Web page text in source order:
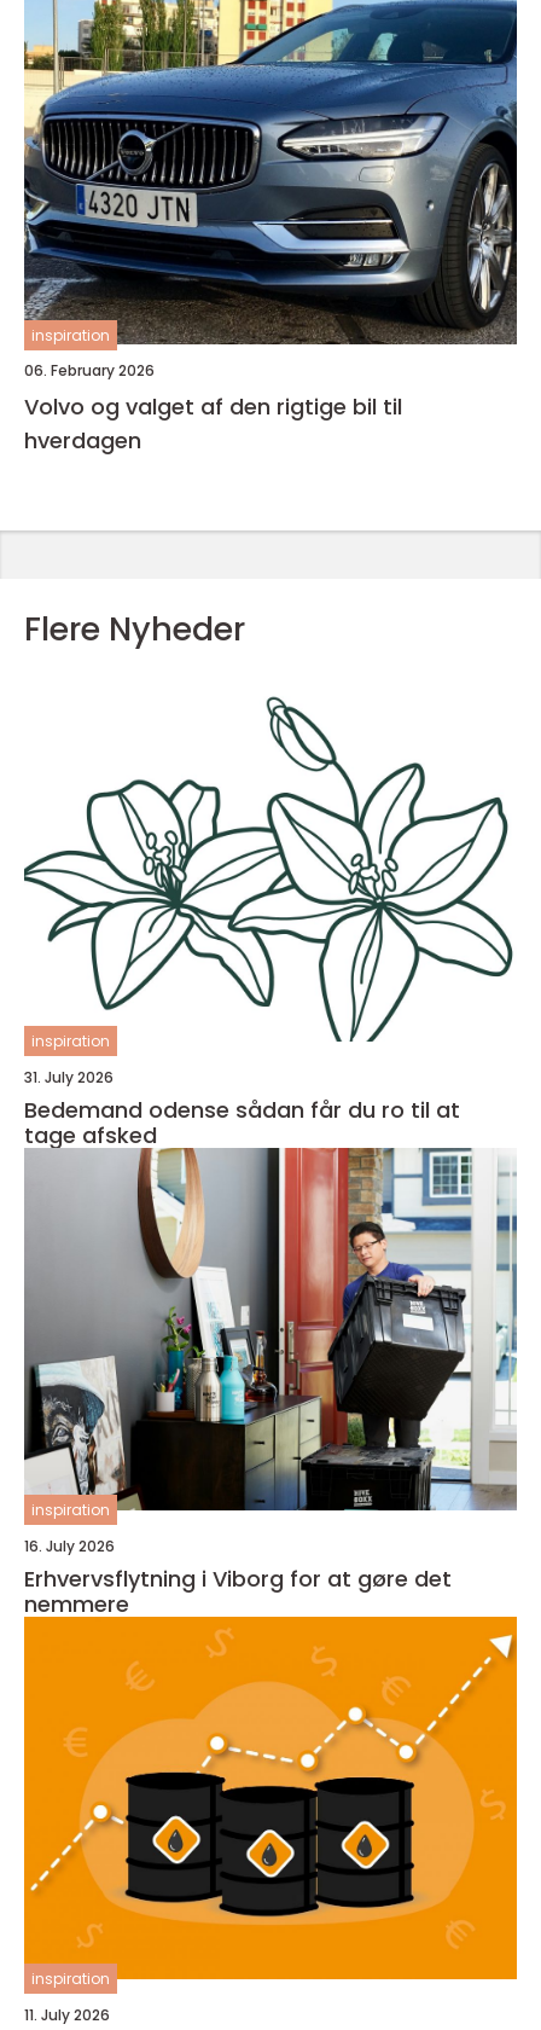
inspiration
06. February 2026
Volvo og valget af den rigtige bil til
hverdagen
Flere Nyheder
inspiration
31. July 2026
Bedemand odense sådan får du ro til at
tage afsked
inspiration
16. July 2026
Erhvervsflytning i Viborg for at gøre det
nemmere
inspiration
11. July 2026